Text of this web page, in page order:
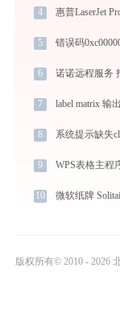
4 惠普LaserJet
5 错误码
6 诺诺远程服务
7
8 系统提示缺失
9 WPS表格主程
10
版权所有© 2010 - 2026